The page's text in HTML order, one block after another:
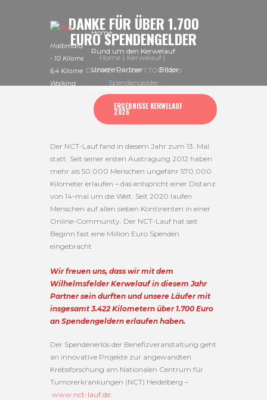
Halbmarathon
- 10 Kilometer -
6,4 Kilometer -
Walking
Home
Rund um den Kerwelauf
Unsere Partner Bilder
Kontakt
ERGEBNISSE KERWELAUF
2026
DANKE FÜR ÜBER 1.700
EURO SPENDENGELDER
Home
Kerwelauf
DANKE für über 1.700 Euro
Spendengelder
Der NCT-Lauf fand in diesem Jahr zum 13. Mal
statt. Seit seiner ersten Austragung 2012 haben
mehr als 50.000 Menschen ungefähr 570.000
Kilometer erlaufen – das entspricht einer Distanz
von 14-mal um die Welt. Seit 2020 laufen
Menschen auf allen sieben Kontinenten in einer
Online-Community. Der NCT-Lauf hat seit
Beginn fast eine Million Euro Spenden
eingebracht
Wir freuen uns, dass wir mit dem
Wilhelmsfelder Kerwelauf in diesem Jahr
Partner sein durften und unsere Läufer mit
insgesamt 3.422 Kilometern über 1.700 Euro
an Spendengeldern erlaufen haben.
Der Spendenerlös der Benefizveranstaltung geht
an innovative Projekte zur angewandten
Krebsforschung am Nationalen Centrum für
Tumorerkrankungen (NCT) Heidelberg –
www.nct-lauf.de.